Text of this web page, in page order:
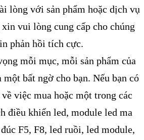
lòng với sản phẩm hoặc dịch vụ
vui lòng cung cấp cho chúng
phản hồi tích cực.
mỗi mục, mỗi sản phẩm của
một bất ngờ cho bạn. Nếu bạn có
việc mua hoặc một trong các
điều khiển led, module led ma
F5, F8, led ruồi, led module,